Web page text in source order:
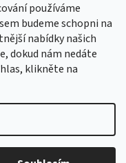
používáme
budeme schopni na
nabídky našich
dokud nám nedáte
klikněte na
tašky a peněženky
práva